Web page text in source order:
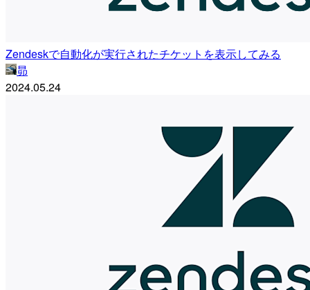
Zendeskで自動化が実行されたチケットを表示してみる
昴
2024.05.24